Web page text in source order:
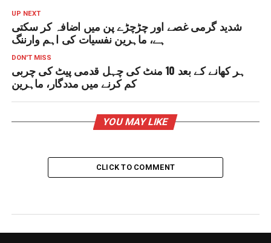
UP NEXT
شدید گرمی غصے اور چڑچڑے پن میں اضافہ کر سکتی
ہے، ماہرین نفسیات کی اہم وارننگ
DON'T MISS
ہر کھانے کے بعد 10 منٹ کی چہل قدمی پیٹ کی چربی
کم کرنے میں مددگار، ماہرین
YOU MAY LIKE
CLICK TO COMMENT